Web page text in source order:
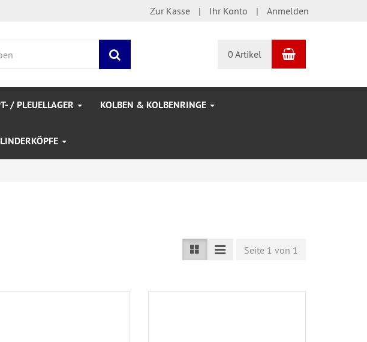
Zur Kasse Ihr Konto Anmelden
0 Artikel Warenkorb
/ PLEUELLAGER KOLBEN & KOLBENRINGE
Seite 1 von 1